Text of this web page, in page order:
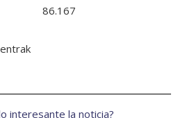
86.167
interesante la noticia?